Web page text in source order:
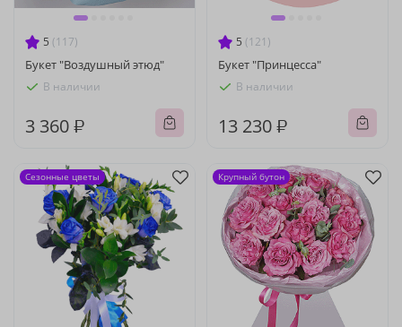
5 (117)
Букет "Воздушный этюд"
В наличии
3 360 ₽
5 (121)
Букет "Принцесса"
В наличии
13 230 ₽
Сезонные цветы Крупный бутон